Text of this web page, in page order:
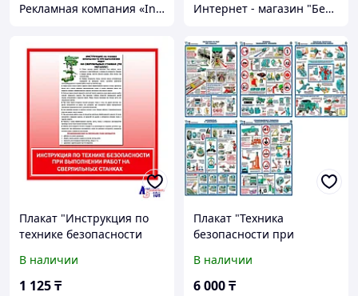
Рекламная компания «InService» Интернет - магазин "Безопасный Дом"
Плакат "Инструкция по
технике безопасности
на сверлильных станках"
В наличии
1 125₸
Плакат "Техника
безопасности при
комплект из 5 плакатов
В наличии
6 000₸